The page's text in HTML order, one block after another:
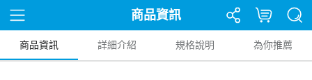
商品資訊
商品資訊 詳細介紹 規格說明 為你推薦